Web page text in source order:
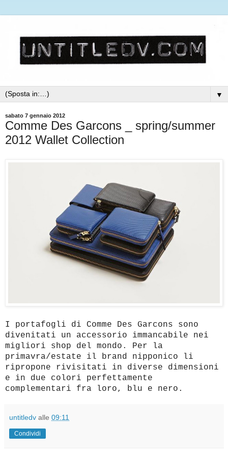
▼
sabato 7 gennaio 2012
Comme Des Garcons _ spring/summer
2012 Wallet Collection
I portafogli di Comme Des Garcons sono
divenitati un accessorio immancabile nei
migliori shop del mondo. Per la
primavra/estate il brand nipponico li
ripropone rivisitati in diverse dimensioni
e in due colori perfettamente
complementari fra loro, blu e nero.
untitledv alle 09:11
Condividi